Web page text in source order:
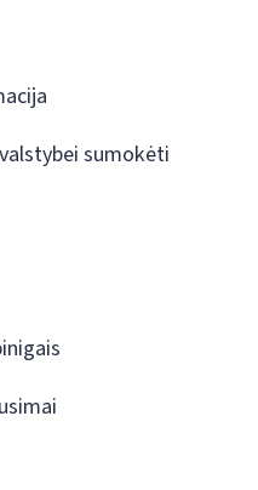
sumokėti